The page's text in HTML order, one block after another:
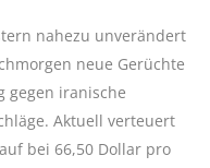
nahezu unverändert
neue Gerüchte
gegen iranische
Aktuell verteuert
bei 66,50 Dollar pro